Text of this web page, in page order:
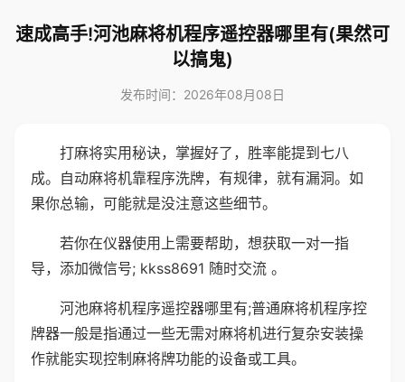
速成高手!河池麻将机程序遥控器哪里有(果然可
以搞鬼)
发布时间：2026年08月08日
打麻将实用秘诀，掌握好了，胜率能提到七八
成。自动麻将机靠程序洗牌，有规律，就有漏洞。如
果你总输，可能就是没注意这些细节。
若你在仪器使用上需要帮助，想获取一对一指
导，添加微信号; kkss8691 随时交流 。
河池麻将机程序遥控器哪里有;普通麻将机程序控
牌器一般是指通过一些无需对麻将机进行复杂安装操
作就能实现控制麻将牌功能的设备或工具。